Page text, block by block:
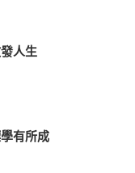
人生
有所成